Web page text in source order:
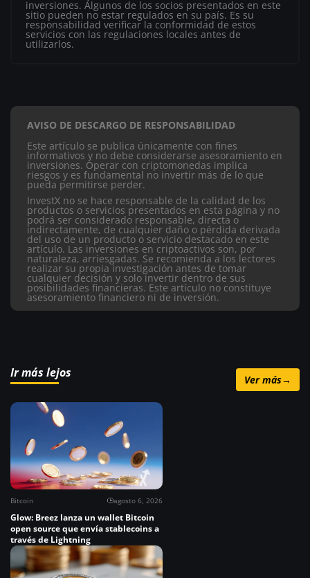
inversiones. Algunos de los socios presentados en este
sitio pueden no estar regulados en su país. Es su
responsabilidad verificar la conformidad de estos
servicios con las regulaciones locales antes de
utilizarlos.
AVISO DE DESCARGO DE RESPONSABILIDAD
Este artículo se publica únicamente con fines
informativos y no debe considerarse asesoramiento en
inversiones. Operar con criptomonedas implica
riesgos y es fundamental no invertir más de lo que
pueda permitirse perder.
InvestX no se hace responsable de la calidad de los
productos o servicios presentados en esta página y no
podrá ser considerado responsable, directa o
indirectamente, de cualquier daño o pérdida derivada
del uso de un producto o servicio destacado en este
artículo. Las inversiones en criptoactivos son, por
naturaleza, arriesgadas. Se recomienda a los lectores
realizar su propia investigación antes de tomar
cualquier decisión y solo invertir dentro de sus
posibilidades financieras. Este artículo no constituye
asesoramiento financiero ni de inversión.
Ir más lejos Ver más→
Bitcoin agosto 6, 2026
Glow: Breez lanza un wallet Bitcoin
open source que envía stablecoins a
través de Lightning